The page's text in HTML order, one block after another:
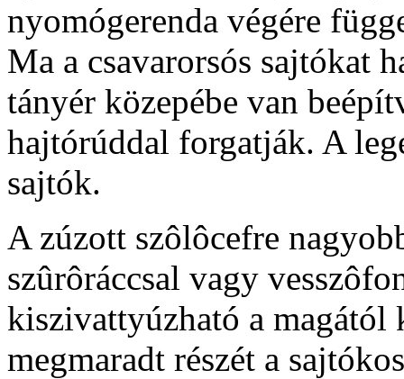
nyomógerenda végére
Ma a csavarorsós sajtókat
tányér közepébe van
hajtórúddal forgatják. A
sajtók.
A zúzott szôlôcefre
szûrôráccsal vagy
kiszivattyúzható a
megmaradt részét a